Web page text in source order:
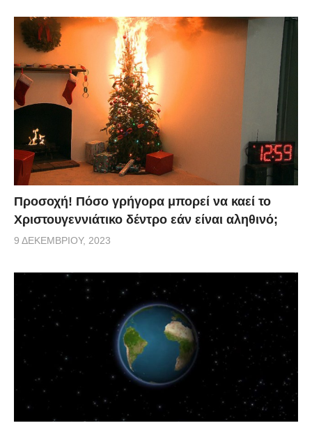
Προσοχή! Πόσο γρήγορα μπορεί να καεί το
Χριστουγεννιάτικο δέντρο εάν είναι αληθινό;
9 ΔΕΚΕΜΒΡΊΟΥ, 2023